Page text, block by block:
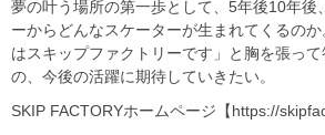
夢の叶う場所の第一歩として、5年後10年後
ーからどんなスケーターが生まれてくるの
はスキップファクトリーです」と胸を張っ
の、今後の活躍に期待していきたい。
SKIP FACTORYホームページ【https://